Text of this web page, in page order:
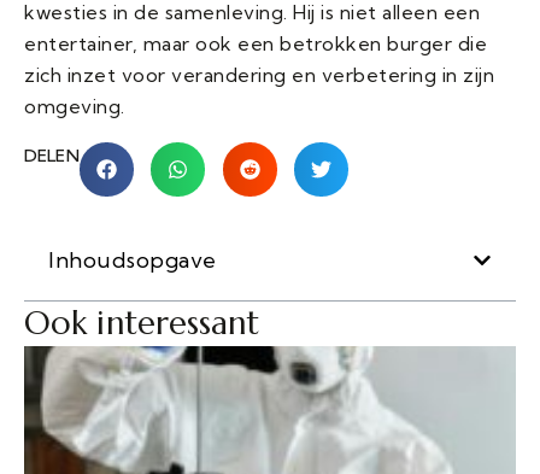
kwesties in de samenleving. Hij is niet alleen een
entertainer, maar ook een betrokken burger die
zich inzet voor verandering en verbetering in zijn
omgeving.
DELEN
Inhoudsopgave
Ook interessant